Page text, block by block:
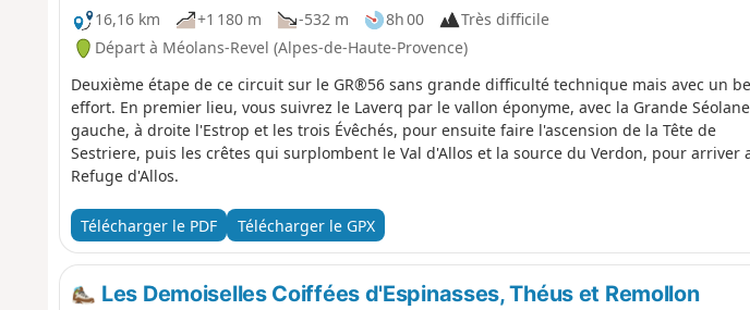
16,16 km
+1 180 m -532 m 8h 00
Très difficile
Départ à Méolans-Revel (Alpes-de-Haute-Provence)
Deuxième étape de ce circuit sur le GR®56 sans grande difficulté technique mais avec un
effort. En premier lieu, vous suivrez le Laverq par le vallon éponyme, avec la Grande
gauche, à droite l'Estrop et les trois Évêchés, pour ensuite faire l'ascension de la Tête de
Sestriere, puis les crêtes qui surplombent le Val d'Allos et la source du Verdon, pour arriver
Refuge d'Allos.
Télécharger le PDF Télécharger le GPX
Les Demoiselles Coiffées d'Espinasses, Théus et Remollon